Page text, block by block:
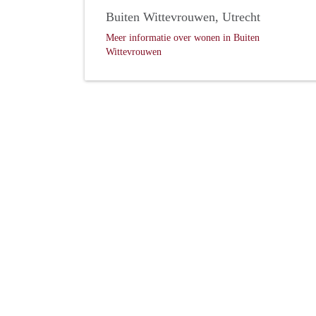
Buiten Wittevrouwen, Utrecht
Meer informatie over wonen in Buiten
Wittevrouwen